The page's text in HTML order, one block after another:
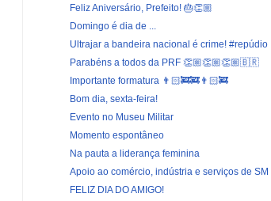
Feliz Aniversário, Prefeito! 🎂👏🏼
Domingo é dia de ...
Ultrajar a bandeira nacional é crime! #repúdio
Parabéns a todos da PRF 👏🏼👏🏼👏🏼🇧🇷
Importante formatura 👨🏻‍🚒🚒👨🏻‍🚒
Bom dia, sexta-feira!
Evento no Museu Militar
Momento espontâneo
Na pauta a liderança feminina
Apoio ao comércio, indústria e serviços de SM
FELIZ DIA DO AMIGO!